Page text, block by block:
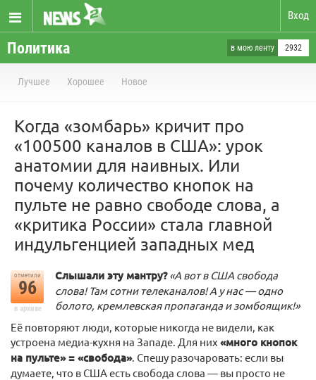
Вход
Политика в мою ленту 2932
Лучшее Хорошее Новое
Когда «зомбарь» кричит про
«100500 каналов в США»: урок
анатомии для наивных. Или
почему количество кнопок на
пульте не равно свободе слова, а
«критика России» стала главной
индульгенцией западных мед
отметили
96
в архиве
Слышали эту мантру? «А вот в США свобода
слова! Там сотни телеканалов! А у нас — одно
болото, кремлевская пропаганда и зомбоящик!»
Её повторяют люди, которые никогда не видели, как
устроена медиа-кухня на Западе. Для них «много кнопок
на пульте» = «свобода». Спешу разочаровать: если вы
думаете, что в США есть свобода слова — вы просто не